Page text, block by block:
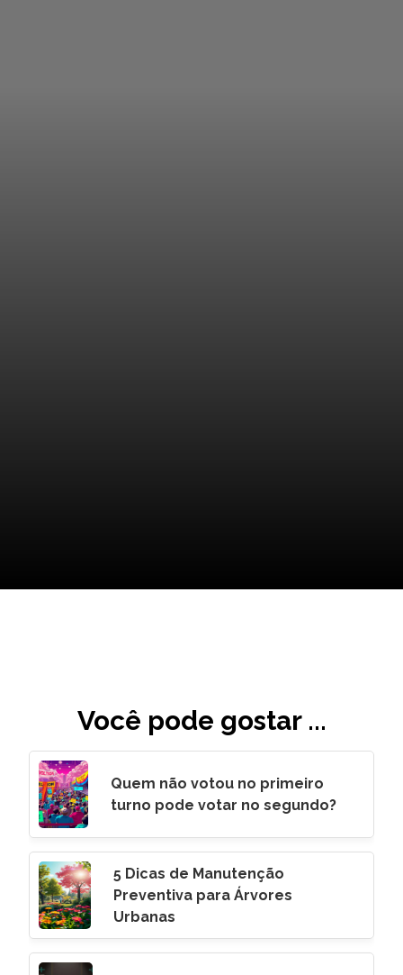
Você pode gostar ...
Quem não votou no primeiro
turno pode votar no segundo?
5 Dicas de Manutenção
Preventiva para Árvores
Urbanas